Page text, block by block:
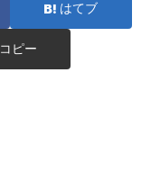
はてブ
コピー